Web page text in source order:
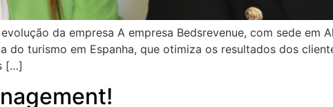
da empresa A empresa Bedsrevenue, com sede em
do turismo em Espanha, que otimiza os resultados dos
[…]